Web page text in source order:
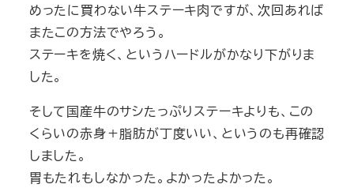
めったに買わない牛ステーキ肉ですが、次回あれば
またこの方法でやろう。
ステーキを焼く、というハードルがかなり下がりま
した。
そして国産牛のサシたっぷりステーキよりも、この
くらいの赤身＋脂肪が丁度いい、というのも再確認
しました。
胃もたれもしなかった。よかったよかった。